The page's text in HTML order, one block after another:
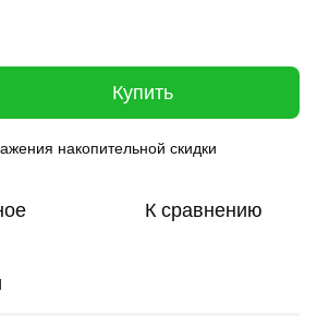
Купить
накопительной скидки
К сравнению